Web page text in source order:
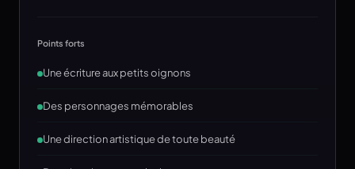
Points forts
Une écriture aux petits oignons
Des personnages mémorables
Une direction artistique de toute beauté